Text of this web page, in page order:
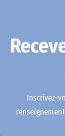
Inscrivez-